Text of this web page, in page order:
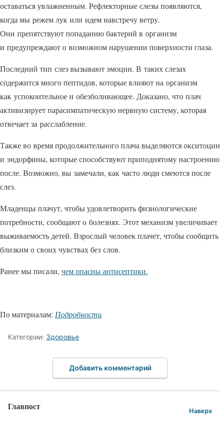
оставаться увлажненным. Рефлекторные слезы появляются,
когда мы режем лук или идем навстречу ветру.
Они препятствуют попаданию бактерий в организм
и предупреждают о возможном нарушении поверхности глаза.
Последний тип слез вызывают эмоции. В таких слезах
содержится много пептидов, которые влияют на организм
как успокоительное и обезболивающее. Доказано, что плач
активизирует парасимпатическую нервную систему, которая
отвечает за расслабление.
Также во время продолжительного плача выделяются окситоцин
и эндорфины, которые способствуют приподнятому настроению
после. Возможно, вы замечали, как часто люди смеются после
слез.
Младенцы плачут, чтобы удовлетворить физиологические
потребности, сообщают о болезнях. Этот механизм увеличивает
выживаемость детей. Взрослый человек плачет, чтобы сообщить
близким о своих чувствах без слов.
Ранее мы писали, чем опасны антисептики.
По материалам: Подробности
Категории: Здоровье
Добавить комментарий
Главпост Наверх